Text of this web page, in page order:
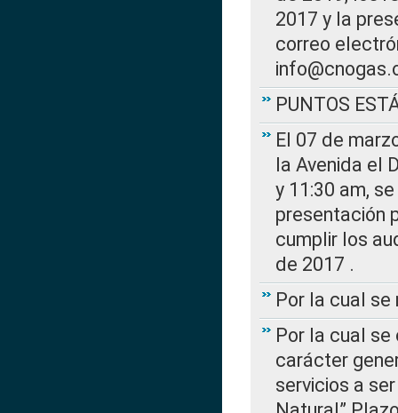
2017 y la
correo
PUNTOS
El 07 de
la Avenida el
y 11:30 am,
presentación
cumplir los
de 2017 .
Por la cual se
Por la cual
carácter
servicios a